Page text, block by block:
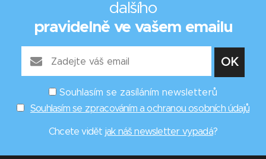
dalšího
pravidelně ve vašem emailu
Souhlasím se zasíláním newsletterů
Souhlasím se zpracováním a ochranou osobních údajů
Chcete vidět jak náš newsletter vypadá?